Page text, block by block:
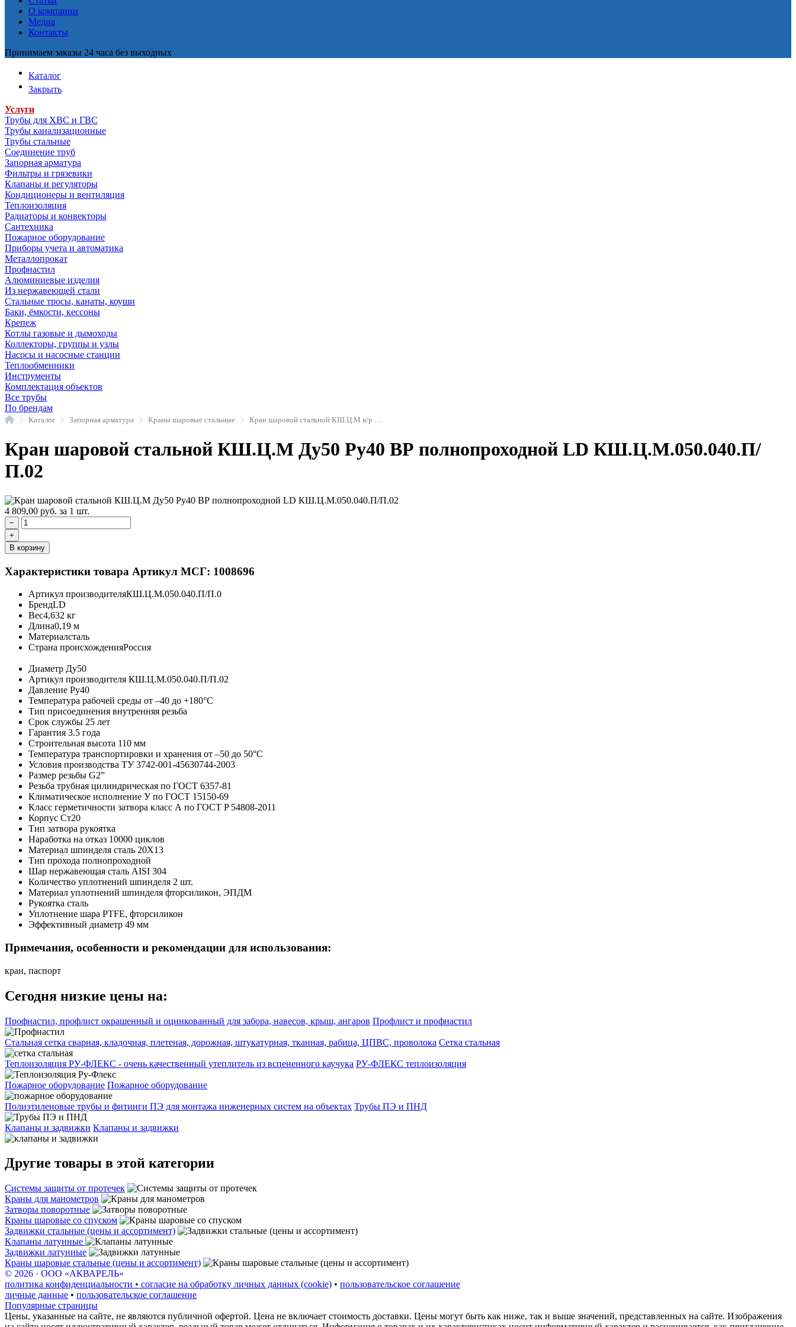
О компании
Медиа
Контакты
Принимаем заказы 24 часа без выходных
Каталог
Закрыть
Услуги
Трубы для ХВС и ГВС
Трубы канализационные
Трубы стальные
Соединение труб
Запорная арматура
Фильтры и грязевики
Клапаны и регуляторы
Кондиционеры и вентиляция
Теплоизоляция
Радиаторы и конвекторы
Сантехника
Пожарное оборудование
Приборы учета и автоматика
Металлопрокат
Профнастил
Алюминиевые изделия
Из нержавеющей стали
Стальные тросы, канаты, коуши
Баки, ёмкости, кессоны
Крепеж
Котлы газовые и дымоходы
Коллекторы, группы и узлы
Насосы и насосные станции
Теплообменники
Инструменты
Комплектация объектов
Все трубы
По брендам
ГлавнаяКаталог Запорная арматура Краны шаровые стальные
Кран шаровой стальной КШ.Ц.М Ду50 Ру40 ВР полнопроходной LD КШ.Ц.М.050.040.П/
П.02
4 809,00 руб. за 1 шт.
−
+
В корзину
Характеристики товара Артикул МСГ: 1008696
Артикул производителяКШ.Ц.М.050.040.П/П.0
БрендLD
Вес4,632 кг
Длина0,19 м
Материалсталь
Страна происхожденияРоссия
Диаметр Ду50
Артикул производителя КШ.Ц.М.050.040.П/П.02
Давление Ру40
Температура рабочей среды от –40 до +180°C
Тип присоединения внутренняя резьба
Срок службы 25 лет
Гарантия 3.5 года
Строительная высота 110 мм
Температура транспортировки и хранения от –50 до 50°C
Условия производства ТУ 3742-001-45630744-2003
Размер резьбы G2”
Резьба трубная цилиндрическая по ГОСТ 6357-81
Климатическое исполнение У по ГОСТ 15150-69
Класс герметичности затвора класс А по ГОСТ P 54808-2011
Корпус Ст20
Тип затвора рукоятка
Наработка на отказ 10000 циклов
Материал шпинделя сталь 20Х13
Тип прохода полнопроходной
Шар нержавеющая сталь AISI 304
Количество уплотнений шпинделя 2 шт.
Материал уплотнений шпинделя фторсиликон, ЭПДМ
Рукоятка сталь
Уплотнение шара PTFE, фторсиликон
Эффективный диаметр 49 мм
Примечания, особенности и рекомендации для использования:
кран, паспорт
Сегодня низкие цены на:
Профнастил, профлист окрашенный и оцинкованный для забора, навесов, крыш, ангаров Профлист и профнастил
Стальная сетка сварная, кладочная, плетеная, дорожная, штукатурная, тканная, рабица, ЦПВС, проволока Сетка стальная
Теплоизоляция РУ-ФЛЕКС - очень качественный утеплитель из вспененного каучука РУ-ФЛЕКС теплоизоляция
Пожарное оборудование Пожарное оборудование
Полиэтиленовые трубы и фитинги ПЭ для монтажа инженерных систем на объектах Трубы ПЭ и ПНД
Клапаны и задвижки Клапаны и задвижки
Другие товары в этой категории
Системы защиты от протечек
Краны для манометров
Затворы поворотные
Краны шаровые со спуском
Задвижки стальные (цены и ассортимент)
Клапаны латунные
Задвижки латунные
Краны шаровые стальные (цены и ассортимент)
© 2026 · ООО «АКВАРЕЛЬ»
политика конфиденциальности • согласие на обработку личных данных (cookie) • пользовательское соглашение
личные данные • пользовательское соглашение
Популярные страницы
Цены, указанные на сайте, не являются публичной офертой. Цена не включает стоимость доставки. Цены могут быть как ниже, так и выше значений, представленных на сайте. Изображения